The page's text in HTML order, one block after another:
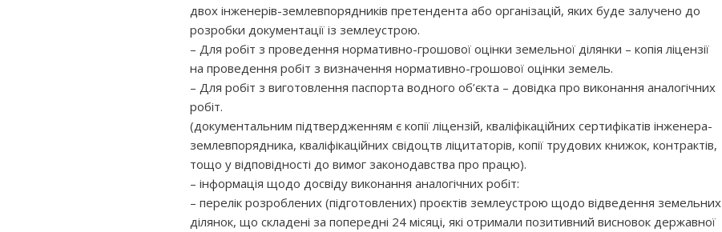
двох інженерів-землевпорядників претендента або організацій, яких буде залучено до
розробки документації із землеустрою.
– Для робіт з проведення нормативно-грошової оцінки земельної ділянки – копія ліцензії
на проведення робіт з визначення нормативно-грошової оцінки земель.
– Для робіт з виготовлення паспорта водного об’єкта – довідка про виконання аналогічних
робіт.
(документальним підтвердженням є копії ліцензій, кваліфікаційних сертифікатів інженера-
землевпорядника, кваліфікаційних свідоцтв ліцитаторів, копії трудових книжок, контрактів,
тощо у відповідності до вимог законодавства про працю).
– інформація щодо досвіду виконання аналогічних робіт:
– перелік розроблених (підготовлених) проєктів землеустрою щодо відведення земельних
ділянок, що складені за попередні 24 місяці, які отримали позитивний висновок державної